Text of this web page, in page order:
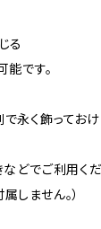
る
です。
永く飾っておけ
どでご利用く
しません。）